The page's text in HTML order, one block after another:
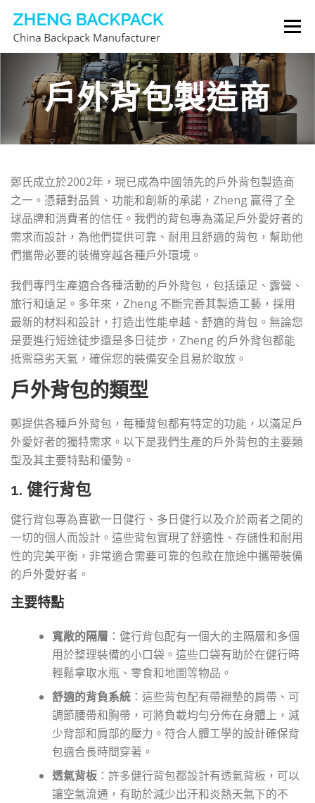
選單
背包製造商 關於我們 聯繫我們
戶外背包製造商
鄭氏成立於2002年，現已成為中國領先的戶外背包製造商
之一。憑藉對品質、功能和創新的承諾，Zheng 贏得了全
球品牌和消費者的信任。我們的背包專為滿足戶外愛好者的
需求而設計，為他們提供可靠、耐用且舒適的背包，幫助他
們攜帶必要的裝備穿越各種戶外環境。
我們專門生產適合各種活動的戶外背包，包括遠足、露營、
旅行和遠足。多年來，Zheng 不斷完善其製造工藝，採用
最新的材料和設計，打造出性能卓越、舒適的背包。無論您
是要進行短途徒步還是多日徒步，Zheng 的戶外背包都能
抵禦惡劣天氣，確保您的裝備安全且易於取放。
戶外背包的類型
鄭提供各種戶外背包，每種背包都有特定的功能，以滿足戶
外愛好者的獨特需求。以下是我們生產的戶外背包的主要類
型及其主要特點和優勢。
1. 健行背包
健行背包專為喜歡一日健行、多日健行以及介於兩者之間的
一切的個人而設計。這些背包實現了舒適性、存儲性和耐用
性的完美平衡，非常適合需要可靠的包款在旅途中攜帶裝備
的戶外愛好者。
主要特點
寬敞的隔層 ：健行背包配有一個大的主隔層和多個
用於整理裝備的小口袋。這些口袋有助於在健行時
輕鬆拿取水瓶、零食和地圖等物品。
舒適的背負系統 ：這些背包配有帶襯墊的肩帶、可
調節腰帶和胸帶，可將負載均勻分佈在身體上，減
少背部和肩部的壓力。符合人體工學的設計確保背
包適合長時間穿著。
透氣背板 ：許多健行背包都設計有透氣背板，可以
讓空氣流通，有助於減少出汗和炎熱天氣下的不